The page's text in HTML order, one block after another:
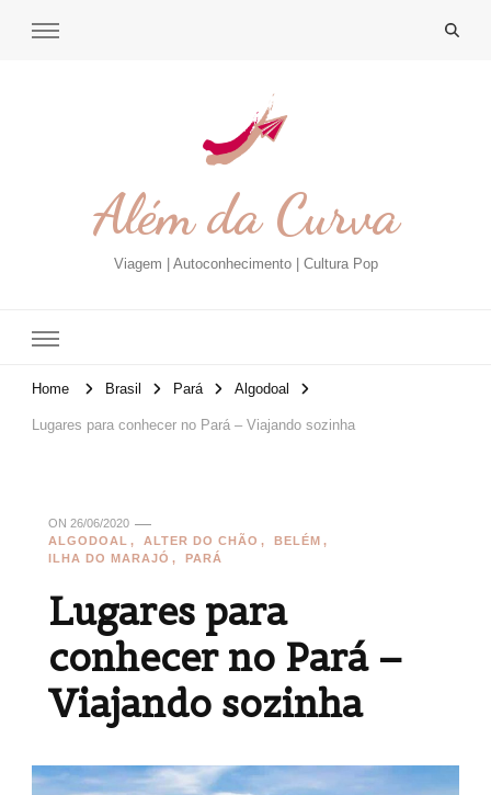
Além da Curva
Viagem | Autoconhecimento | Cultura Pop
Home Brasil Pará Algodoal
Lugares para conhecer no Pará – Viajando sozinha
ON 26/06/2020
ALGODOAL
ALTER DO CHÃO
BELÉM
ILHA DO MARAJÓ
PARÁ
Lugares para
conhecer no Pará –
Viajando sozinha